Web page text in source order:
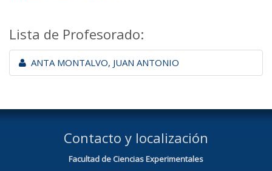
Lista de Profesorado:
ANTA MONTALVO, JUAN ANTONIO
Contacto y localización
Facultad de Ciencias Experimentales